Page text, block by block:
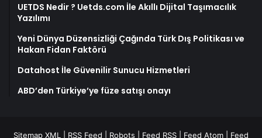
UETDS Nedir ? Uetds.com İle Akıllı Dijital Taşımacılık
Yazılımı
Yeni Dünya Düzensizliği Çağında Türk Dış Politikası ve
Hakan Fidan Faktörü
Datahost İle Güvenilir Sunucu Hizmetleri
ABD’den Türkiye’ye füze satışı onayı
Sitemap XML RSS Feed Robots Feed RSS Feed Atom Feed